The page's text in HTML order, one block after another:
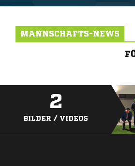
MANNSCHAFTS-NEWS
2
BILDER / VIDEOS